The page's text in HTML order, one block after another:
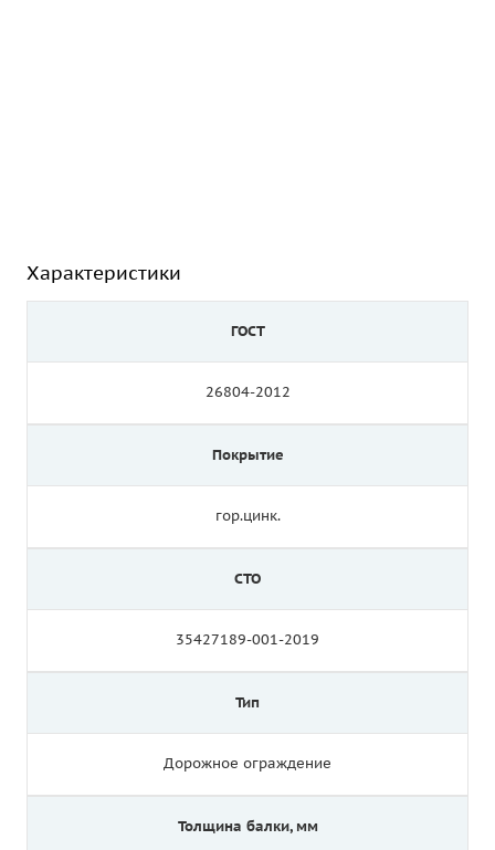
Характеристики
ГОСТ
26804-2012
Покрытие
гор.цинк.
СТО
35427189-001-2019
Тип
Дорожное ограждение
Толщина балки, мм